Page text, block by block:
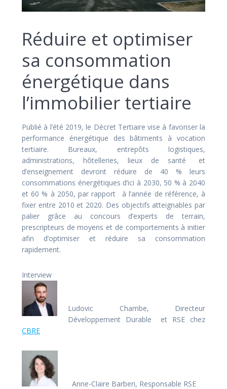
Réduire et optimiser
sa consommation
énergétique dans
l’immobilier tertiaire
Publié à l’été 2019, le Décret Tertiaire vise à favoriser la
performance énergétique des bâtiments à vocation
tertiaire. Bureaux, entrepôts logistiques,
administrations, hôtelleries, lieux de santé et
d’enseignement devront réduire de 40 % leurs
consommations énergétiques d’ici à 2030, 50 % à 2040
et 60 % à 2050, par rapport à l’année de référence, à
fixer entre 2010 et 2020. Des objectifs atteignables par
palier grâce au concours d’experts de terrain,
prescripteurs de moyens et de comportements à initier
afin d’optimiser et réduire sa consommation
rapidement.
Interview
Ludovic Chambe, Directeur
Développement Durable et RSE chez
CBRE
Anne-Claire Barberi, Responsable RSE